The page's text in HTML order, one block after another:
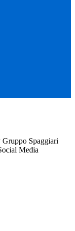
Spaggiari
Media